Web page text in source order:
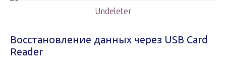
Undeleter
Восстановление данных через USB Card
Reader